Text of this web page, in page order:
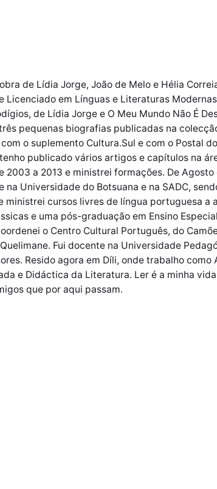
de Lídia Jorge, João de Melo e Hélia
em Línguas e Literaturas
de Lídia Jorge e O Meu Mundo Não É
pequenas biografias publicadas na
o suplemento Cultura.Sul e com o Postal
publicado vários artigos e capítulos na
a 2013 e ministrei formações. De Agosto
Universidade do Botsuana e na SADC,
cursos livres de língua portuguesa a
e uma pós-graduação em Ensino
o Centro Cultural Português, do
Fui docente na Universidade
Resido agora em Díli, onde trabalho como
e Didáctica da Literatura. Ler é a minha
que por aqui passam.